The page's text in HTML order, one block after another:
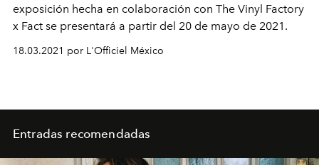
exposición hecha en colaboración con The Vinyl Factory
x Fact se presentará a partir del 20 de mayo de 2021.
18.03.2021 por L'Officiel México
Entradas recomendadas